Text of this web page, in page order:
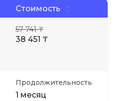
Стоимость
57 741 ₸
38 451 ₸
Продолжительность
1 месяц